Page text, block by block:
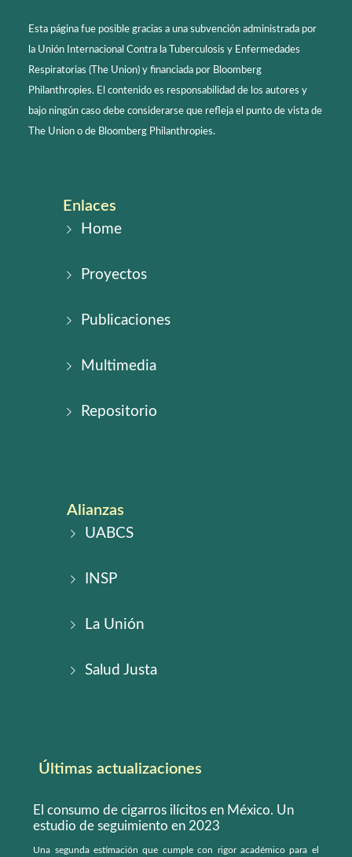
Esta página fue posible gracias a una subvención administrada por
la Unión Internacional Contra la Tuberculosis y Enfermedades
Respiratorias (The Union) y financiada por Bloomberg
Philanthropies. El contenido es responsabilidad de los autores y
bajo ningún caso debe considerarse que refleja el punto de vista de
The Union o de Bloomberg Philanthropies.
Enlaces
Home
Proyectos
Publicaciones
Multimedia
Repositorio
Alianzas
UABCS
INSP
La Unión
Salud Justa
Últimas actualizaciones
El consumo de cigarros ilícitos en México. Un
estudio de seguimiento en 2023
Una segunda estimación que cumple con rigor académico para el